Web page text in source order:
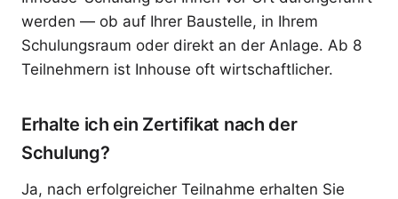
werden — ob auf Ihrer Baustelle, in Ihrem
Schulungsraum oder direkt an der Anlage. Ab 8
Teilnehmern ist Inhouse oft wirtschaftlicher.
Erhalte ich ein Zertifikat nach der
Schulung?
Ja, nach erfolgreicher Teilnahme erhalten Sie